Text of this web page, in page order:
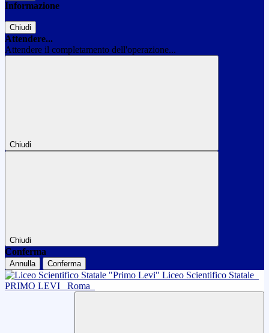
Informazione
Chiudi
Attendere...
Attendere il completamento dell'operazione...
Chiudi
Chiudi
Conferma
Annulla Conferma
Liceo Scientifico Statale
PRIMO LEVI
Roma